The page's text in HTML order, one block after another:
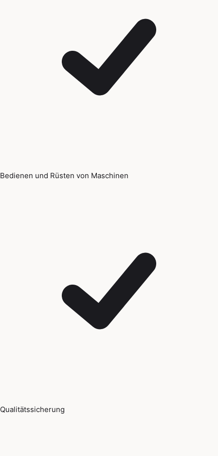
Bedienen und Rüsten von Maschinen
Qualitätssicherung